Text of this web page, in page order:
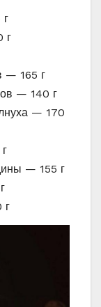
г
г
— 165 г
— 140 г
— 170
— 155 г
г